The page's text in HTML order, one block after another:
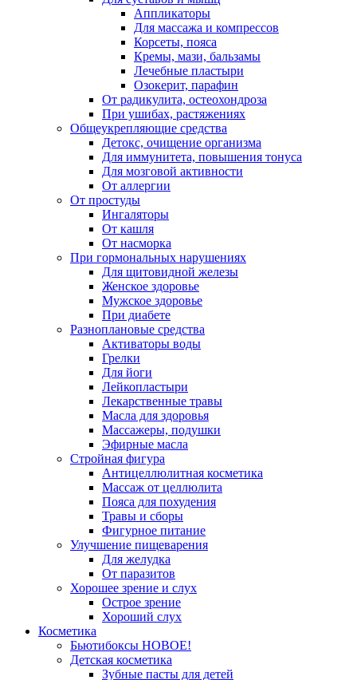
Аппликаторы
Для массажа и компрессов
Корсеты, пояса
Кремы, мази, бальзамы
Лечебные пластыри
Озокерит, парафин
От радикулита, остеохондроза
При ушибах, растяжениях
Общеукрепляющие средства
Детокс, очищение организма
Для иммунитета, повышения тонуса
Для мозговой активности
От аллергии
От простуды
Ингаляторы
От кашля
От насморка
При гормональных нарушениях
Для щитовидной железы
Женское здоровье
Мужское здоровье
При диабете
Разноплановые средства
Активаторы воды
Грелки
Для йоги
Лейкопластыри
Лекарственные травы
Масла для здоровья
Массажеры, подушки
Эфирные масла
Стройная фигура
Антицеллюлитная косметика
Массаж от целлюлита
Пояса для похудения
Травы и сборы
Фигурное питание
Улучшение пищеварения
Для желудка
От паразитов
Хорошее зрение и слух
Острое зрение
Хороший слух
Косметика
Бьютибоксы НОВОЕ!
Детская косметика
Зубные пасты для детей